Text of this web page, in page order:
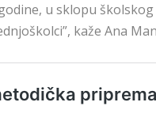
u sklopu
kaže Ana